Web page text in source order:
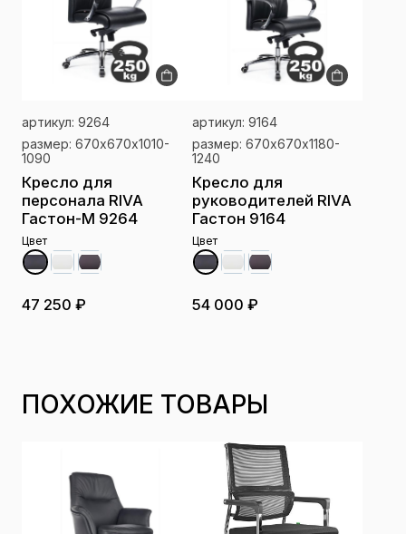
артикул: 9264
размер: 670х670х1010-
1090
Кресло для
персонала RIVA
Гастон-M 9264
Цвет
47 250 ₽
артикул: 9164
размер: 670х670х1180-
1240
Кресло для
руководителей RIVA
Гастон 9164
Цвет
54 000 ₽
ПОХОЖИЕ ТОВАРЫ